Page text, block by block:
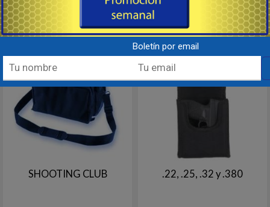
Destacado
SHOOTING CLUB
Destacado
.22, .25, .32 y .380
Boletín por email